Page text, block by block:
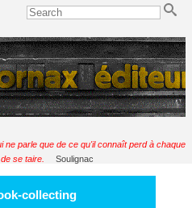
ne parle que de ce qu'il connaît perd à chaque
se taire.
Soulignac
collecting